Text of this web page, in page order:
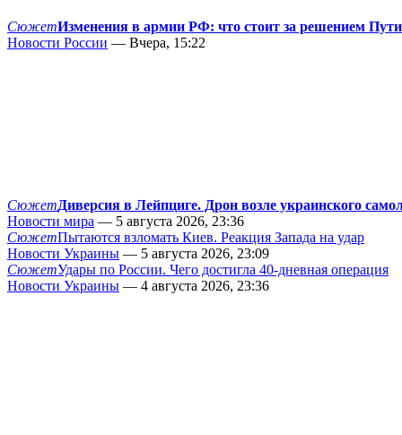
СюжетИзменения в армии РФ: что стоит за решением
Новости России — Вчера, 15:22
СюжетДиверсия в Лейпциге. Дрон возле украинского
Новости мира — 5 августа 2026, 23:36
СюжетПытаются взломать Киев. Реакция Запада на удар
Новости Украины — 5 августа 2026, 23:09
СюжетУдары по России. Чего достигла 40-дневная операция
Новости Украины — 4 августа 2026, 23:36